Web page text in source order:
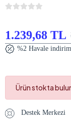
1.239,68 TL
%2 Havale
Ürün stokta
Destek Merkezi